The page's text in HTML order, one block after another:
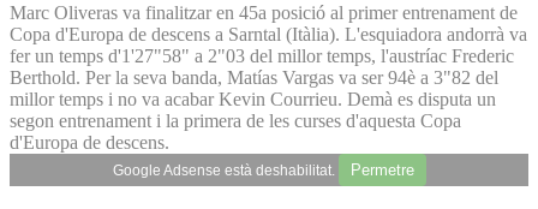
Marc Oliveras va finalitzar en 45a posició al primer entrenament de
Copa d'Europa de descens a Sarntal (Itàlia). L'esquiadora andorrà va
fer un temps d'1'27"58" a 2"03 del millor temps, l'austríac Frederic
Berthold. Per la seva banda, Matías Vargas va ser 94è a 3"82 del
millor temps i no va acabar Kevin Courrieu. Demà es disputa un
segon entrenament i la primera de les curses d'aquesta Copa
d'Europa de descens.
Google Adsense està deshabilitat. Permetre